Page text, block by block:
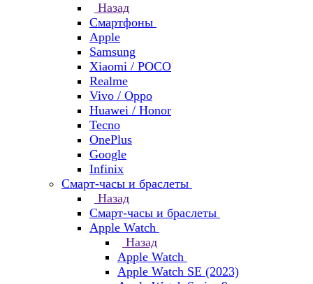
Назад
Смартфоны
Apple
Samsung
Xiaomi / POCO
Realme
Vivo / Oppo
Huawei / Honor
Tecno
OnePlus
Google
Infinix
Смарт-часы и браслеты
Назад
Смарт-часы и браслеты
Apple Watch
Назад
Apple Watch
Apple Watch SE (2023)